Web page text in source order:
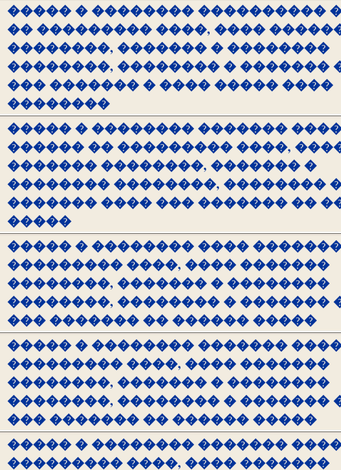
����� � �������� ����������
�� ��������� ����, ����
��������, ������� � ��������
��������, �������� � �������
��� ������� � ���� ����� ����
��������
����� � �������� �������
������ �� ��������� ����,
������� ��������, ������� �
�������� ��������, ��������
������� ���� ��� ������� ��
�����
����� � �������� ����
��������� ����, ���� �������
��������, ������� � ��������
��������, �������� � �������
��� ������� �� ������ �����
����� � �������� �������
��������� ����, ���� �������
��������, ������� � ��������
��������, �������� � �������
��� ������� �� ������ �����
����� � �������� �������
��������� ����, ���� �������